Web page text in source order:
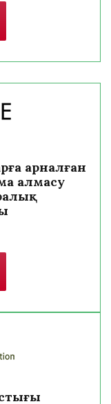
арналған
алмасу